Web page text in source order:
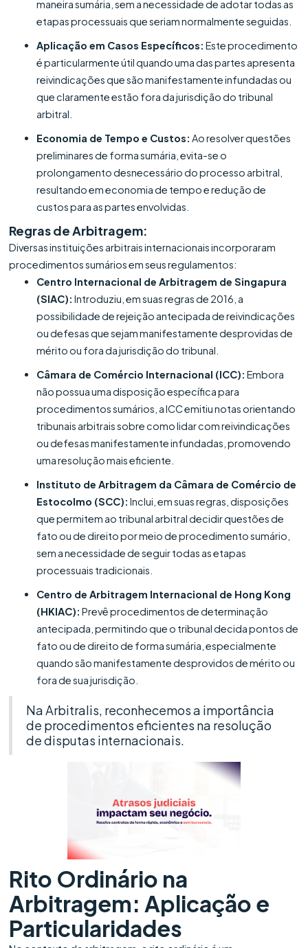
maneira sumária, sem a necessidade de adotar todas as
etapas processuais que seriam normalmente seguidas.
Aplicação em Casos Específicos: Este procedimento
é particularmente útil quando uma das partes apresenta
reivindicações que são manifestamente infundadas ou
que claramente estão fora da jurisdição do tribunal
arbitral.
Economia de Tempo e Custos: Ao resolver questões
preliminares de forma sumária, evita-se o
prolongamento desnecessário do processo arbitral,
resultando em economia de tempo e redução de
custos para as partes envolvidas.
Regras de Arbitragem:
Diversas instituições arbitrais internacionais incorporaram
procedimentos sumários em seus regulamentos:
Centro Internacional de Arbitragem de Singapura
(SIAC): Introduziu, em suas regras de 2016, a
possibilidade de rejeição antecipada de reivindicações
ou defesas que sejam manifestamente desprovidas de
mérito ou fora da jurisdição do tribunal.
Câmara de Comércio Internacional (ICC): Embora
não possua uma disposição específica para
procedimentos sumários, a ICC emitiu notas orientando
tribunais arbitrais sobre como lidar com reivindicações
ou defesas manifestamente infundadas, promovendo
uma resolução mais eficiente.
Instituto de Arbitragem da Câmara de Comércio de
Estocolmo (SCC): Inclui, em suas regras, disposições
que permitem ao tribunal arbitral decidir questões de
fato ou de direito por meio de procedimento sumário,
sem a necessidade de seguir todas as etapas
processuais tradicionais.
Centro de Arbitragem Internacional de Hong Kong
(HKIAC): Prevê procedimentos de determinação
antecipada, permitindo que o tribunal decida pontos de
fato ou de direito de forma sumária, especialmente
quando são manifestamente desprovidos de mérito ou
fora de sua jurisdição.
Na Arbitralis, reconhecemos a importância
de procedimentos eficientes na resolução
de disputas internacionais.
Rito Ordinário na
Arbitragem: Aplicação e
Particularidades